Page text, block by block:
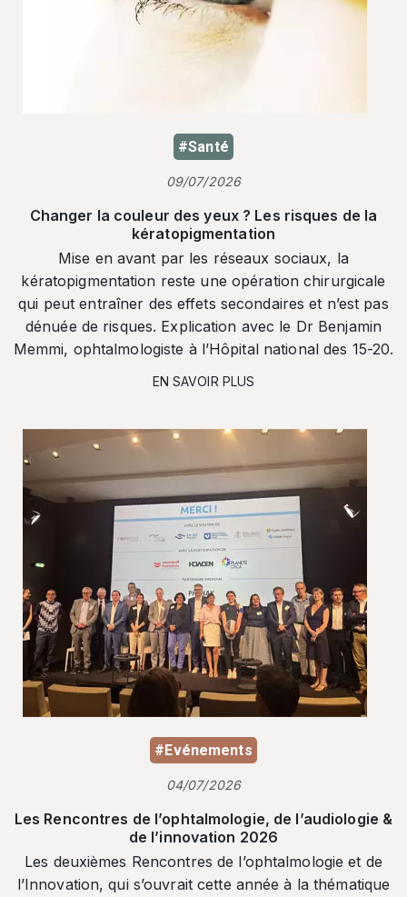
#Santé
09/07/2026
Changer la couleur des yeux ? Les risques de la
kératopigmentation
Mise en avant par les réseaux sociaux, la
kératopigmentation reste une opération chirurgicale
qui peut entraîner des effets secondaires et n’est pas
dénuée de risques. Explication avec le Dr Benjamin
Memmi, ophtalmologiste à l’Hôpital national des 15-20.
EN SAVOIR PLUS
#Evénements
04/07/2026
Les Rencontres de l’ophtalmologie, de l’audiologie &
de l’innovation 2026
Les deuxièmes Rencontres de l’ophtalmologie et de
l’Innovation, qui s’ouvrait cette année à la thématique